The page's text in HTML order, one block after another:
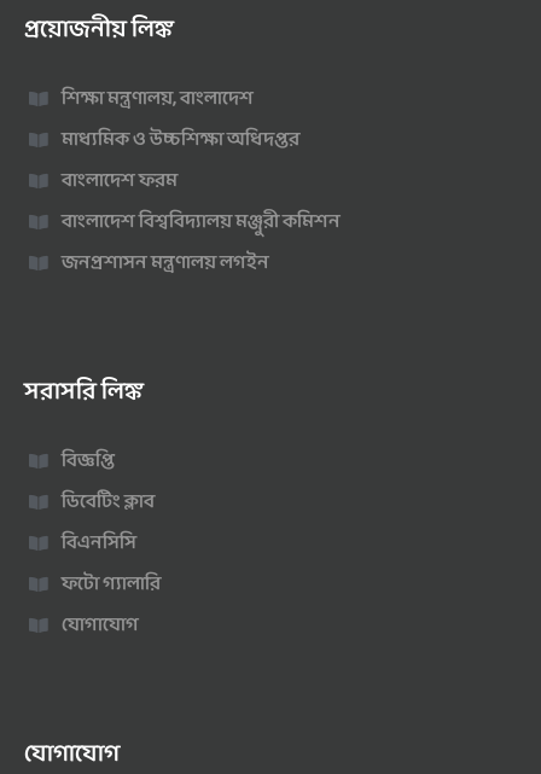
প্রয়োজনীয় লিঙ্ক
শিক্ষা মন্ত্রণালয়, বাংলাদেশ
মাধ্যমিক ও উচ্চশিক্ষা অধিদপ্তর
বাংলাদেশ ফরম
বাংলাদেশ বিশ্ববিদ্যালয় মঞ্জুরী কমিশন
জনপ্রশাসন মন্ত্রণালয় লগইন
সরাসরি লিঙ্ক
বিজ্ঞপ্তি
ডিবেটিং ক্লাব
বিএনসিসি
ফটো গ্যালারি
যোগাযোগ
যোগাযোগ